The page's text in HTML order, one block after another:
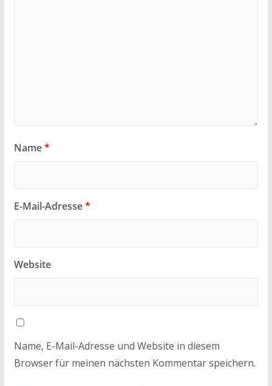
Name*
E-Mail-Adresse*
Website
Name, E-Mail-Adresse und Website in diesem
Browser für meinen nächsten Kommentar speichern.